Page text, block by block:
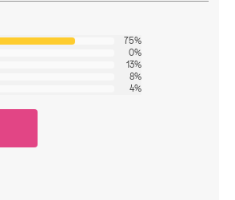
75%
0%
13%
8%
4%